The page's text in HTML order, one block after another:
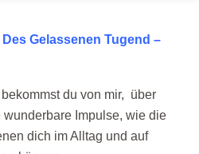
Gelassenen Tugend –
du von mir, über
wunderbare Impulse, wie die
dich im Alltag und auf